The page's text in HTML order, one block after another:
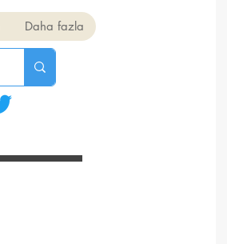
Daha fazla